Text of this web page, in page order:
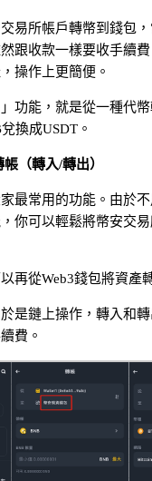
易所帳戶轉幣到錢包
跟收款一樣要收手續
操作上更簡便。
功能，就是從一種代
換成USDT。
（轉入/轉出）
家最常用的功能。由於
你可以輕鬆將幣安交易
再從Web3錢包將資產
是鏈上操作，轉入和
費。